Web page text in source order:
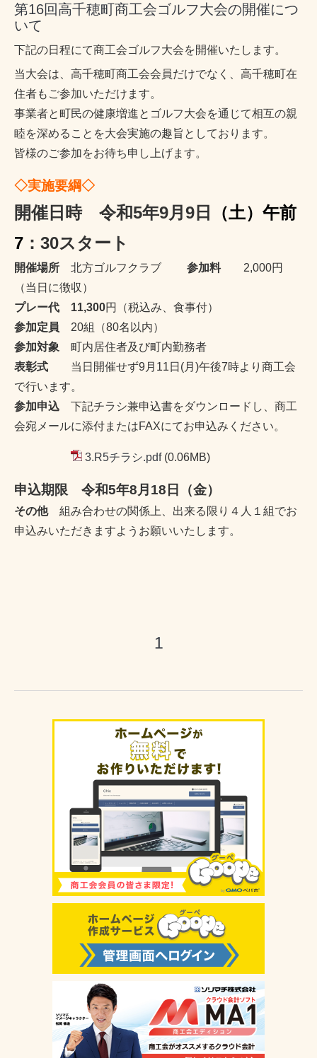
第16回高千穂町商工会ゴルフ大会の開催につ
いて
下記の日程にて商工会ゴルフ大会を開催いたします。
当大会は、高千穂町商工会会員だけでなく、高千穂町在
住者もご参加いただけます。
事業者と町民の健康増進とゴルフ大会を通じて相互の親
睦を深めることを大会実施の趣旨としております。
皆様のご参加をお待ち申し上げます。
◇実施要綱◇
開催日時 令和5年9月9日
（土）午前
7 ：30スタート
開催場所 北方ゴルフクラブ 参加料2,000円
（当日に徴収）
プレー代 11,300円（税込み、食事付）
参加定員 20組（80名以内）
参加対象 町内居住者及び町内勤務者
表彰式 当日開催せず9月11日(月)午後7時より商工会
で行います。
参加申込 下記チラシ兼申込書をダウンロードし、商工
会宛メールに添付またはFAXにてお申込みください。
3.R5チラシ.pdf (0.06MB)
申込期限 令和5年8月18日（金）
その他組み合わせの関係上、出来る限り４人１組でお
申込みいただきますようお願いいたします。
1